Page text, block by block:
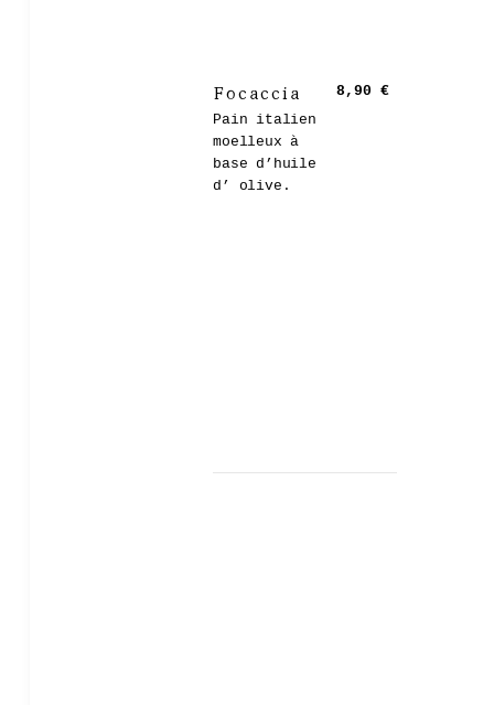
Focaccia
Pain italien
moelleux à
base d’huile
d’ olive.
8,90 €